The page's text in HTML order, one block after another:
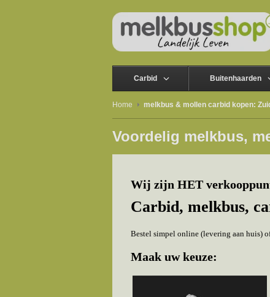
Carbid Buitenhaarden
Home melkbus & mollen carbid kopen:
Voordelig melkbus,
Wij zijn HET
Carbid, melkbus,
Bestel simpel online (levering aan huis)
Maak uw keuze: